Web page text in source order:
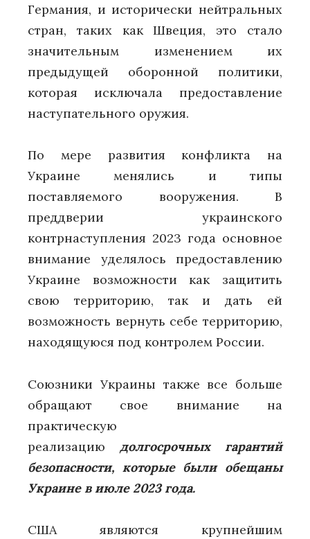
Германия, и исторически нейтральных
стран, таких как Швеция, это стало
значительным изменением их
предыдущей оборонной политики,
которая исключала предоставление
наступательного оружия.
По мере развития конфликта на
Украине менялись и типы
поставляемого вооружения. В
преддверии украинского
контрнаступления 2023 года основное
внимание уделялось предоставлению
Украине возможности как защитить
свою территорию, так и дать ей
возможность вернуть себе территорию,
находящуюся под контролем России.
Союзники Украины также все больше
обращают свое внимание на
практическую
реализацию долгосрочных гарантий
безопасности, которые были обещаны
Украине в июле 2023 года.
США являются крупнейшим